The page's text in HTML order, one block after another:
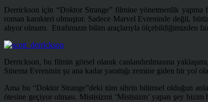
Derrickson için “Doktor Strange” filmine yönetmenlik yapma
roman karakteri olmuştur. Sadece Marvel Evreninde değil,
alıyor olmam. Etrafımızın bilim araçlarıyla ölçebildiğimizden
Derrickson, bu filmin görsel olarak canlandırılmasına
Sinema Evreninin şu ana kadar yarattığı zemine giden bir yol
Ama bu “Doktor Strange”deki tüm sihrin bilimsel olduğun
ötesine geçiyor olması. Mistisizmi ‘Mistisizm’ yapan şey